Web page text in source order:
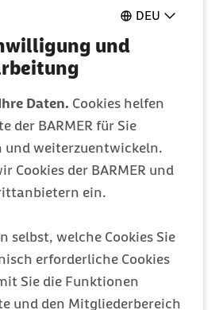
DEU
und
Daten. Cookies helfen
der BARMER für Sie
und weiterzuentwickeln.
Cookies der BARMER und
ein.
selbst, welche Cookies Sie
erforderliche Cookies
Sie die Funktionen
und den Mitgliederbereich
nicht, vielleicht müssen sie
die erste Lehre abbrechen.
oder sexuelle
denn die Betroffenen
sie älter werden, Freunde
machen, während
World of
of Legendszocken. Aber
holen sie sich positive
es mit der
Problem gibt, das
muss?